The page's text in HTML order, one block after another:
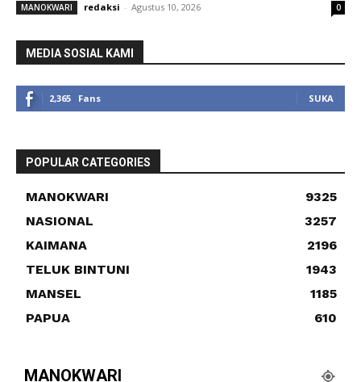
MANOKWARI redaksi - Agustus 10, 2026 0
MEDIA SOSIAL KAMI
2,365 Fans SUKA
POPULAR CATEGORIES
MANOKWARI
9325
NASIONAL
3257
KAIMANA
2196
TELUK BINTUNI
1943
MANSEL
1185
PAPUA
610
MANOKWARI